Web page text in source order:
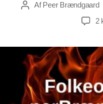
Indlægsforfatter
AfPeer Brændgaard
2